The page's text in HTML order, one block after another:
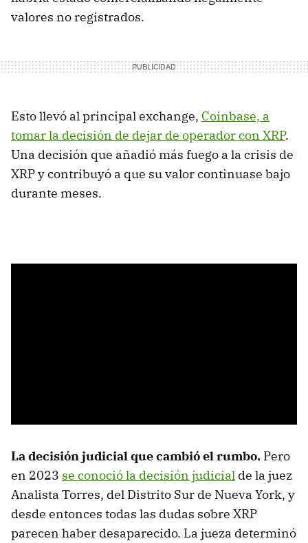
valores no registrados.
Esto llevó al principal exchange, Coinbase, a
tomar la decisión de dejar de operador con XRP.
Una decisión que añadió más fuego a la crisis de
XRP y contribuyó a que su valor continuase bajo
durante meses.
La decisión judicial que cambió el rumbo. Pero
en 2023 se conoció la decisión judicial de la juez
Analista Torres, del Distrito Sur de Nueva York, y
desde entonces todas las dudas sobre XRP
parecen haber desaparecido. La jueza determinó